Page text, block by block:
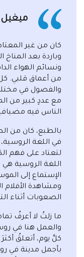
ميغيل
كان من غير
وباردة بعد
ونسائم الهواء
من أعماق قلبي.
والفصول في
مع عددٍ كبير من
الناس فيه
بالطبع، كان من
في اللغة
لتعتاد على فهم
اللغة الروسية هي
الإستماع إلى
ومشاهدة الأفلام
الصعوبات أثناء
ما زلتُ لا أعرفُ
والعمل هنا في
كلَّ يوم، أتعلقُ
بأجمل مدينة في